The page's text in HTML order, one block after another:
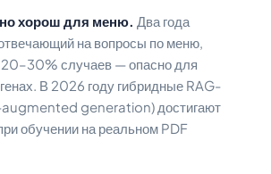
хорош для меню. Два года
на вопросы по меню,
случаев — опасно для
В 2026 году гибридные RAG-
generation) достигают
обучении на реальном PDF